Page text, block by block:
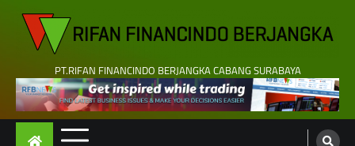
content
PT.RIFAN FINANCINDO BERJANGKA CABANG SURABAYA